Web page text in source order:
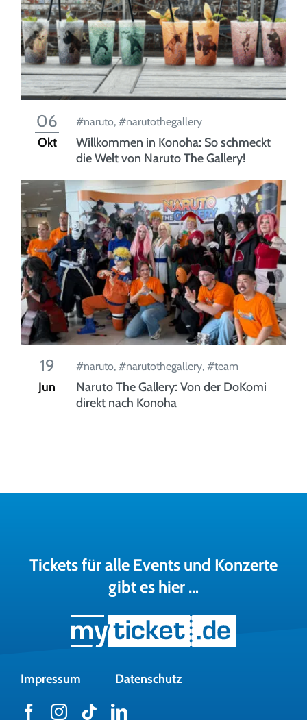
06
Okt
#naruto, #narutothegallery
Willkommen in Konoha: So schmeckt
die Welt von Naruto The Gallery!
19
Jun
#naruto, #narutothegallery, #team
Naruto The Gallery: Von der DoKomi
direkt nach Konoha
Tickets für alle Events und Konzerte
gibt es hier …
Impressum Datenschutz